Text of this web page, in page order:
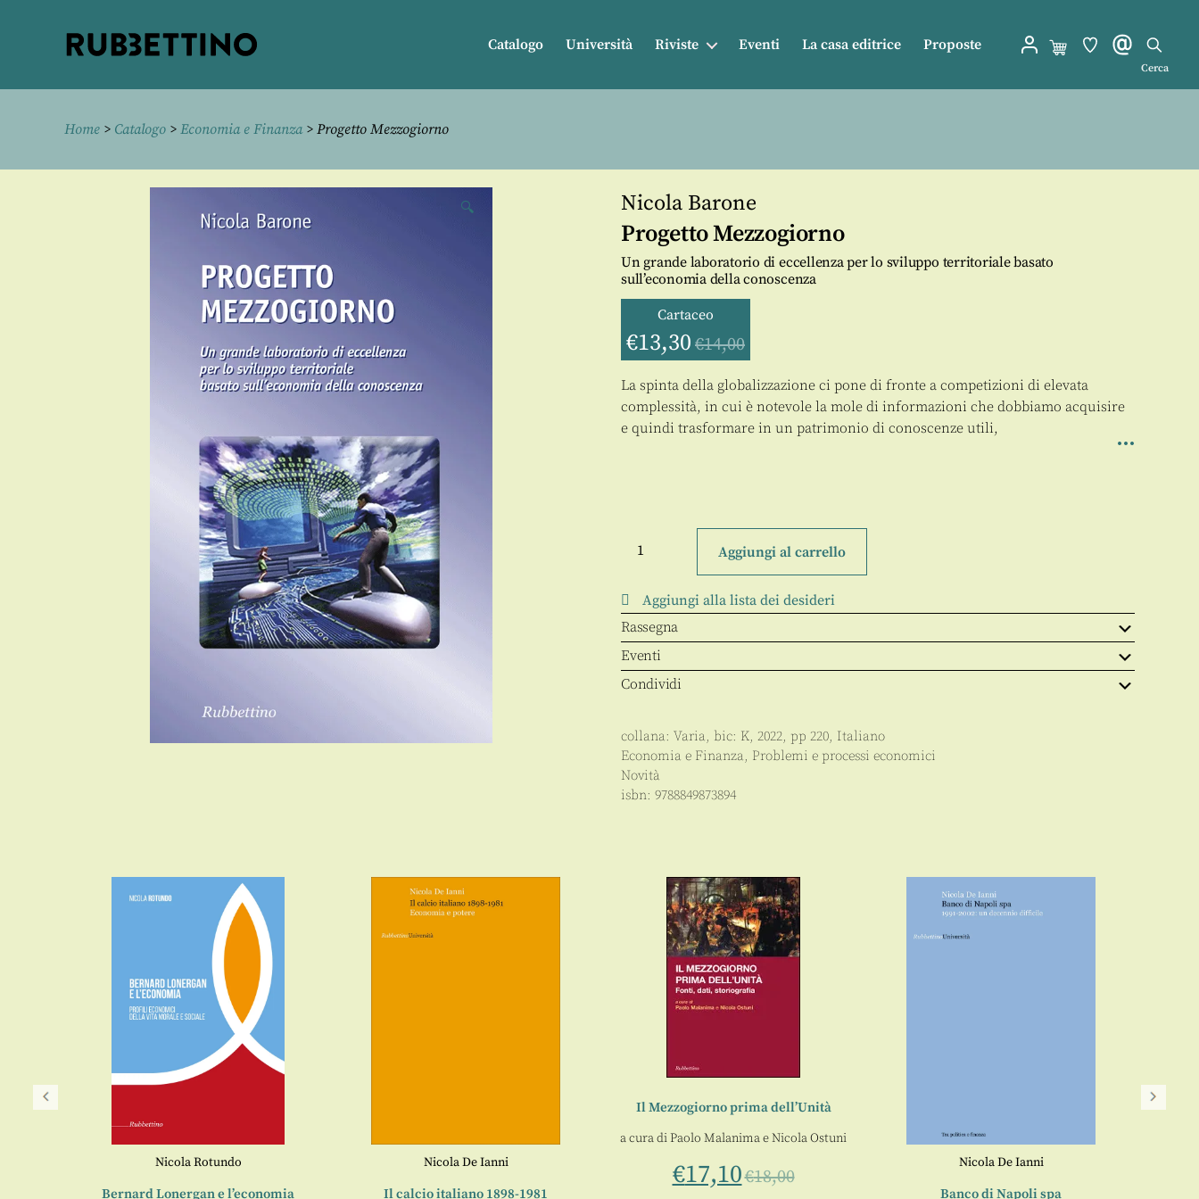
Catalogo Università Riviste Eventi La casa editrice Proposte
Cerca
Home > Catalogo > Economia e Finanza> Progetto Mezzogiorno
🔍 Nicola Barone
Progetto Mezzogiorno
Un grande laboratorio di eccellenza per lo sviluppo territoriale basato
sull’economia della conoscenza
Cartaceo
€13,30 €14,00
La spinta della globalizzazione ci pone di fronte a competizioni di elevata
complessità, in cui è notevole la mole di informazioni che dobbiamo acquisire
e quindi trasformare in un patrimonio di conoscenze utili,
Mezzogiorno
Aggiungi al carrello
Aggiungi alla lista dei desideri
Rassegna
Eventi
Condividi
collana: Varia, bic: K, 2022, pp 220, Italiano
Economia e Finanza, Problemi e processi economici
Novità
isbn: 9788849873894
Nicola Rotundo
Bernard Lonergan e l’economia
Nicola De Ianni
Il calcio italiano 1898-1981
Il Mezzogiorno prima dell’Unità
a cura diPaolo MalanimaeNicola Ostuni
€17,10€18,00
Nicola De Ianni
Banco di Napoli spa